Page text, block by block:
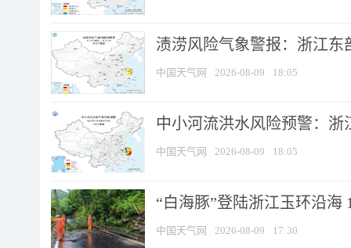
渍涝风险气象警报：浙江
中国天气网 2026-08-09 18:05
中小河流洪水风险预警：
中国天气网 2026-08-09 18:05
“白海豚”登陆浙江玉环沿海
中国天气网 2026-08-09 17:30